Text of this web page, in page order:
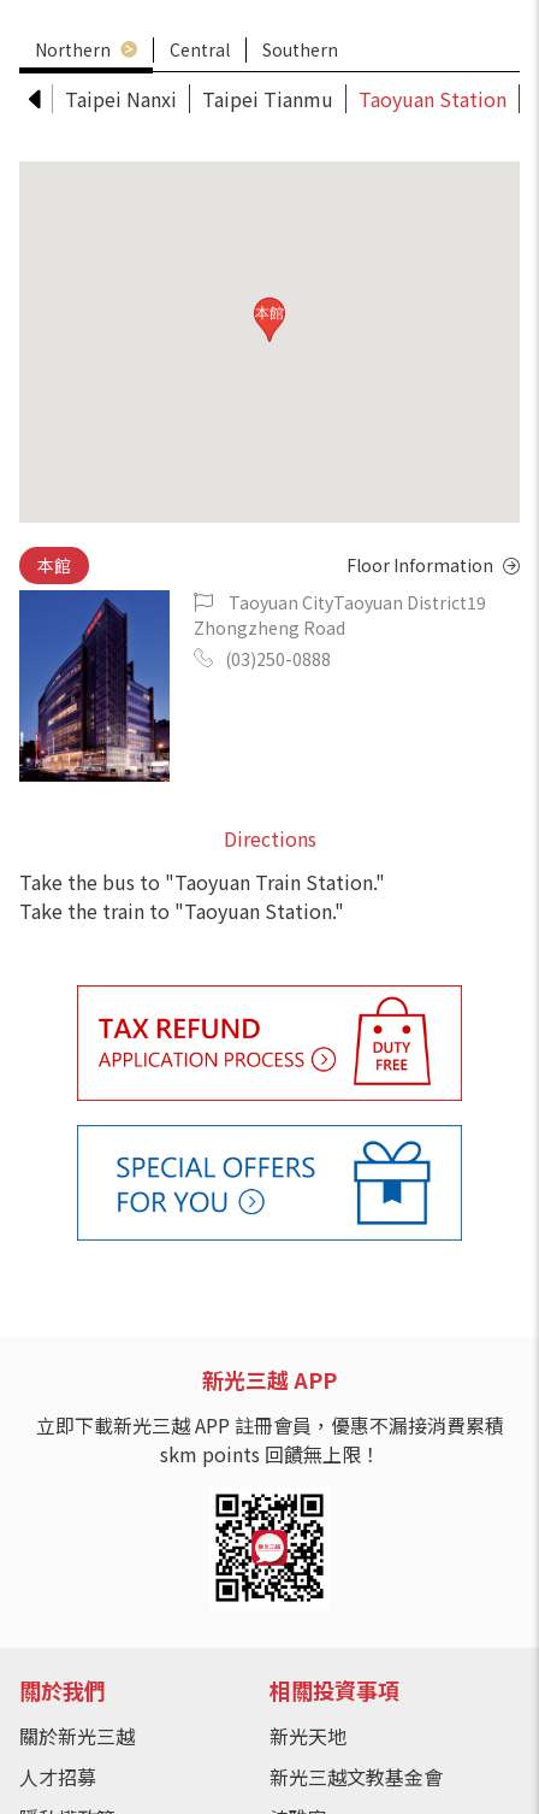
Northern Central Southern
Taipei Nanxi Taipei Tianmu Taoyuan Station
本館
Floor Information
Taoyuan CityTaoyuan District19
Zhongzheng Road
(03)250-0888
本館
Directions
Take the bus to "Taoyuan Train Station."
Take the train to "Taoyuan Station."
新光三越 APP
立即下載新光三越 APP 註冊會員，優惠不漏接消費累積
skm points 回饋無上限！
關於我們
關於新光三越
人才招募
相關投資事項
新光天地
新光三越文教基金會